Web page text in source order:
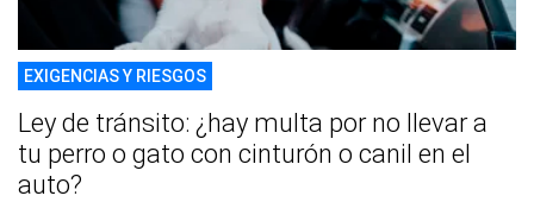
EXIGENCIAS Y RIESGOS
Ley de tránsito: ¿hay multa por no llevar a
tu perro o gato con cinturón o canil en el
auto?